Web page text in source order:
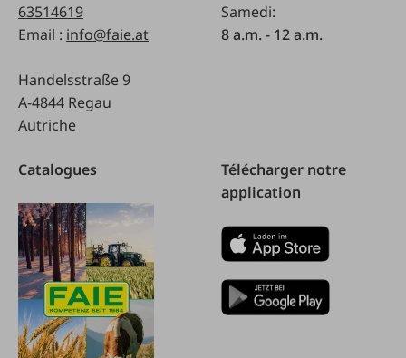
63514619
Email : info@faie.at
Handelsstraße 9
A-4844 Regau
Autriche
Samedi:
8 a.m. - 12 a.m.
Catalogues
Télécharger notre
application